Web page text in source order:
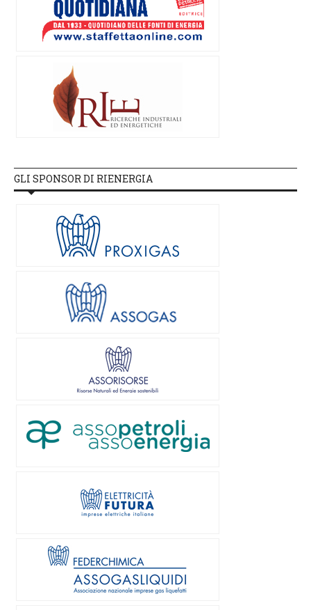
GLI SPONSOR DI RIENERGIA